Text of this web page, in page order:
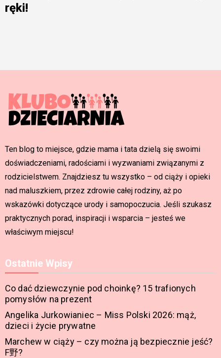
ręki!
Ten blog to miejsce, gdzie mama i tata dzielą się swoimi
doświadczeniami, radościami i wyzwaniami związanymi z
rodzicielstwem. Znajdziesz tu wszystko – od ciąży i opieki
nad maluszkiem, przez zdrowie całej rodziny, aż po
wskazówki dotyczące urody i samopoczucia. Jeśli szukasz
praktycznych porad, inspiracji i wsparcia – jesteś we
właściwym miejscu!
Ostatnie Wpisy
Co dać dziewczynie pod choinkę? 15 trafionych
pomysłów na prezent
Angelika Jurkowianiec – Miss Polski 2026: mąż,
dzieci i życie prywatne
Marchew w ciąży – czy można ją bezpiecznie jeść?
F野?